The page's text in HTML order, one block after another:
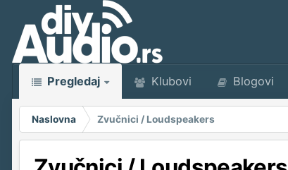
Pregledaj Klubovi Blogovi
Naslovna Zvučnici / Loudspeakers